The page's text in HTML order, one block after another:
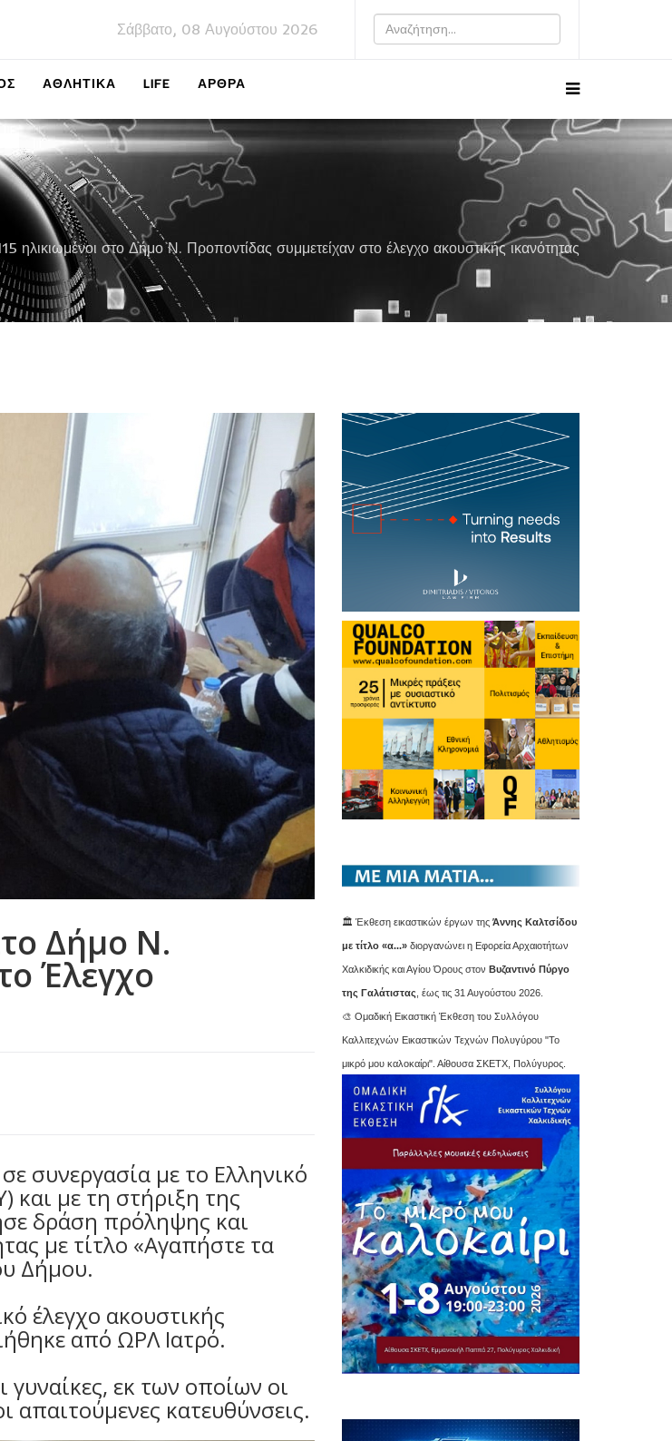
Σάββατο, 08 Αυγούστου 2026
ΑΘΛΗΤΙΚΆ LIFE ΑΡΘΡΑ
ηλικιωμένοι στο Δήμο Ν. Προποντίδας συμμετείχαν στο έλεγχο ακουστικής ικανότητας
Δήμο Ν.
Έλεγχο
συνεργασία με το Ελληνικό
και με τη στήριξη της
δράση πρόληψης και
με τίτλο «Αγαπήστε τα
Δήμου.
έλεγχο ακουστικής
από ΩΡΛ Ιατρό.
εκ των οποίων οι
απαιτούμενες κατευθύνσεις.
🏛️ Έκθεση εικαστικών έργων της Άννης Καλτσίδου
με τίτλο «α...»διοργανώνει η Εφορεία Αρχαιοτήτων
Χαλκιδικής και Αγίου Όρους στον Βυζαντινό Πύργο
της Γαλάτιστας , έως τις 31 Αυγούστου 2026.
🎨 Ομαδική Εικαστική Έκθεση του Συλλόγου
Καλλιτεχνών Εικαστικών Τεχνών Πολυγύρου "Το
μικρό μου καλοκαίρι". Αίθουσα ΣΚΕΤΧ, Πολύγυρος.